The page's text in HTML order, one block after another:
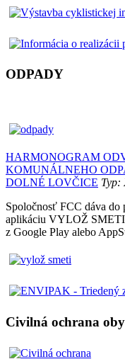
ODPADY
HARMONOGRAM
KOMUNÁLNEHO
DOLNÉ LOVČICE Typ:
Spoločnosť FCC dáva
aplikáciu VYLOŽ
z Google Play alebo
Civilná ochrana